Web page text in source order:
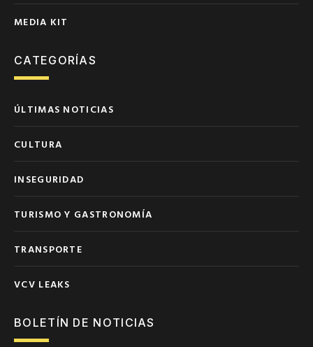
MEDIA KIT
CATEGORÍAS
ÚLTIMAS NOTICIAS
CULTURA
INSEGURIDAD
TURISMO Y GASTRONOMÍA
TRANSPORTE
VCV LEAKS
BOLETÍN DE NOTICIAS